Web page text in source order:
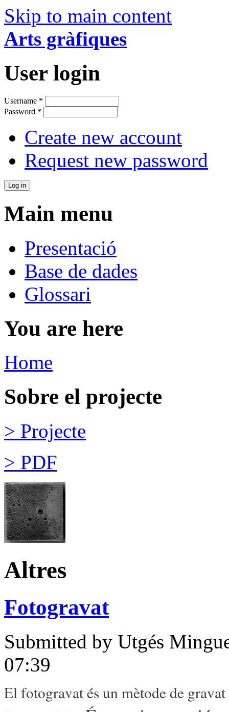
Skip to main content
Arts gràfiques
User login
Username *
Password *
Create new account
Request new password
Main menu
Presentació
Base de dades
Glossari
You are here
Home
Sobre el projecte
> Projecte
> PDF
Altres
Fotogravat
Submitted by Utgés
07:39
El fotogravat és un mètode de